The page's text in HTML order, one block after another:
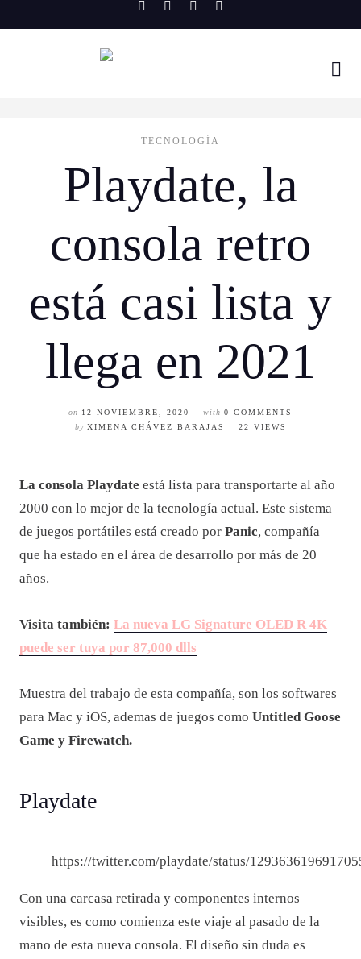
to
TECNOLOGÍA
Playdate, la
consola retro
está casi lista y
llega en 2021
on 12 NOVIEMBRE, 2020 with 0 COMMENTS
by XIMENA CHÁVEZ BARAJAS 22 VIEWS
La consola Playdate está lista para transportarte al año
2000 con lo mejor de la tecnología actual. Este sistema
de juegos portátiles está creado por Panic, compañía
que ha estado en el área de desarrollo por más de 20
años.
Visita también: La nueva LG Signature OLED R 4K
puede ser tuya por 87,000 dlls
Muestra del trabajo de esta compañía, son los softwares
para Mac y iOS, ademas de juegos como Untitled Goose
Game y Firewatch.
Playdate
https://twitter.com/playdate/status/
Con una carcasa retirada y componentes internos
visibles, es como comienza este viaje al pasado de la
mano de esta nueva consola. El diseño sin duda es